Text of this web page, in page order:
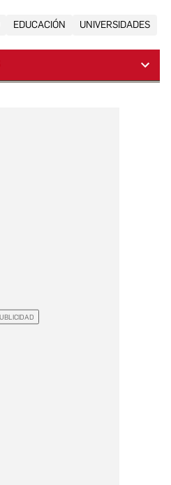
EDUCACIÓN UNIVERSIDADES